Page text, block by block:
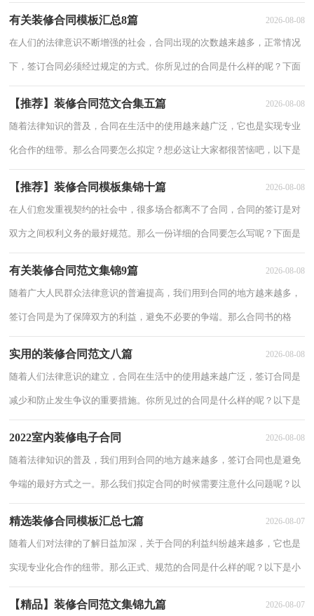
编收集整理的房屋装修合同7篇，欢迎阅读与收藏。房屋装修合同 篇1发包
有关装修合同模板汇总8篇 2026-08-08
在人们的法律意识不断增强的社会，合同出现的次数越来越多，正常情况
下，签订合同必须经过规定的方式。你所见过的合同是什么样的呢？下面
是小编为大家收集的装修合同8篇，仅供参考，欢迎大家阅读。装修合同
【推荐】装修合同范文合集五篇 2026-08-08
随着法律知识的普及，合同在生活中的使用越来越广泛，它也是实现专业
化合作的纽带。那么合同要怎么拟定？想必这让大家都很苦恼吧，以下是
小编精心整理的装修合同7篇，仅供参考，希望能够帮助到大家。装修合
【推荐】装修合同模板集锦十篇 2026-08-08
在人们愈发重视契约的社会中，很多场合都离不了合同，合同的签订是对
双方之间权利义务的最好规范。那么一份详细的合同要怎么写呢？下面是
小编为大家整理的装修合同10篇，希望对大家有所帮助。装修合同 篇1合
有关装修合同范文集锦9篇 2026-08-08
随着广大人民群众法律意识的普遍提高，我们用到合同的地方越来越多，
签订合同是为了保障双方的利益，避免不必要的争端。那么合同书的格
式，你掌握了吗？以下是小编为大家整理的装修合同9篇，供大家参考借
实用的装修合同范文八篇 2026-08-08
随着人们法律意识的建立，合同在生活中的使用越来越广泛，签订合同是
减少和防止发生争议的重要措施。你所见过的合同是什么样的呢？以下是
小编为大家整理的装修合同8篇，欢迎阅读，希望大家能够喜欢。装修合
2022室内装修电子合同 2026-08-08
随着法律知识的普及，我们用到合同的地方越来越多，签订合同也是避免
争端的最好方式之一。那么我们拟定合同的时候需要注意什么问题呢？以
下是小编为大家收集的2022室内装修电子合同，希望对大家有所帮助。
精选装修合同模板汇总七篇 2026-08-07
随着人们对法律的了解日益加深，关于合同的利益纠纷越来越多，它也是
实现专业化合作的纽带。那么正式、规范的合同是什么样的呢？以下是小
编为大家收集的装修合同7篇，欢迎阅读，希望大家能够喜欢。装修合同
【精品】装修合同范文集锦九篇 2026-08-07